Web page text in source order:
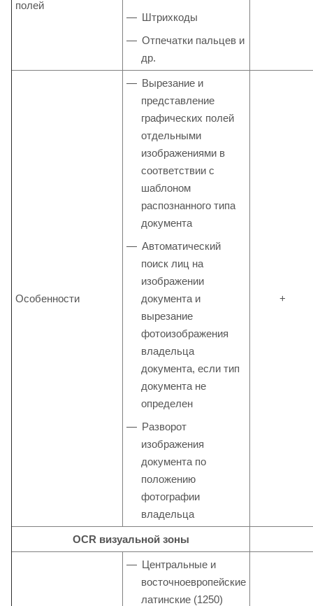
полей
Штрихкоды
Отпечатки пальцев и
др.
Особенности
Вырезание и
представление
графических полей
отдельными
изображениями в
соответствии с
шаблоном
распознанного типа
документа
Автоматический
поиск лиц на
изображении
документа и
вырезание
фотоизображения
владельца
документа, если тип
документа не
определен
Разворот
изображения
документа по
положению
фотографии
владельца
+
OCR визуальной зоны
Центральные и
восточноевропейские
латинские (1250)